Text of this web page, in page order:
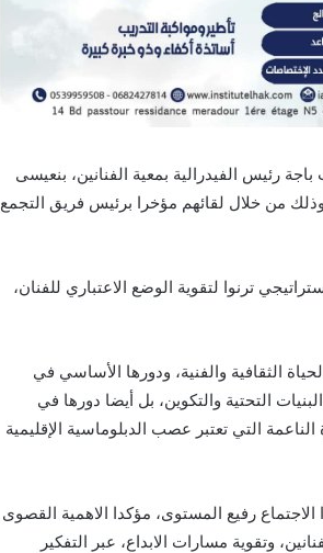
رئيس الفيدرالية بمعية الفنانين، بنعيسى
من خلال لقائهم مؤخرا برئيس فريق التجمع
ترنوا لتقوية الوضع الاعتباري للفنان،
الثقافية والفنية، ودورها الأساسي في
التحتية والتكوين، بل أيضا دورها في
التي تعتبر عصب الدبلوماسية الإقليمية
رفيع المستوى، مؤكدا الاهمية القصوى
وتقوية مسارات الابداع، عبر التفكير